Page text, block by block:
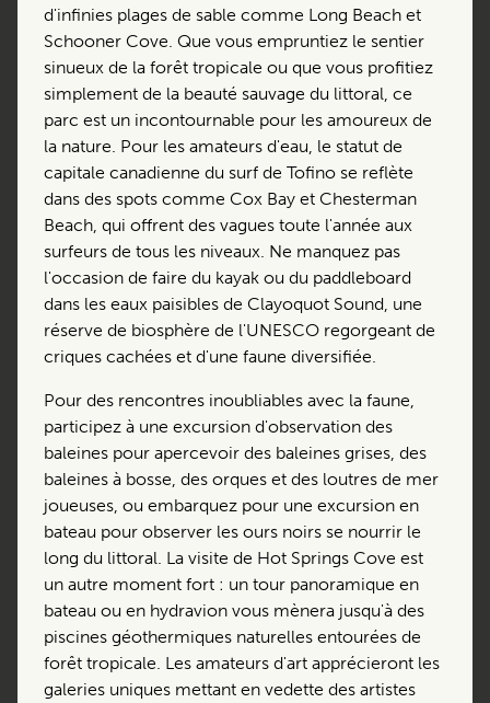
d'infinies plages de sable comme Long Beach et
Schooner Cove. Que vous empruntiez le sentier
sinueux de la forêt tropicale ou que vous profitiez
simplement de la beauté sauvage du littoral, ce
parc est un incontournable pour les amoureux de
la nature. Pour les amateurs d'eau, le statut de
capitale canadienne du surf de Tofino se reflète
dans des spots comme Cox Bay et Chesterman
Beach, qui offrent des vagues toute l'année aux
surfeurs de tous les niveaux. Ne manquez pas
l'occasion de faire du kayak ou du paddleboard
dans les eaux paisibles de Clayoquot Sound, une
réserve de biosphère de l'UNESCO regorgeant de
criques cachées et d'une faune diversifiée.
Pour des rencontres inoubliables avec la faune,
participez à une excursion d'observation des
baleines pour apercevoir des baleines grises, des
baleines à bosse, des orques et des loutres de mer
joueuses, ou embarquez pour une excursion en
bateau pour observer les ours noirs se nourrir le
long du littoral. La visite de Hot Springs Cove est
un autre moment fort : un tour panoramique en
bateau ou en hydravion vous mènera jusqu'à des
piscines géothermiques naturelles entourées de
forêt tropicale. Les amateurs d'art apprécieront les
galeries uniques mettant en vedette des artistes